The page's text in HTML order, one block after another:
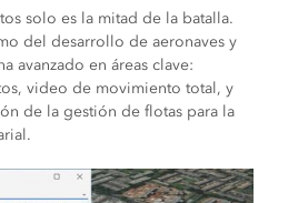
solo es la mitad de la batalla.
del desarrollo de aeronaves y
avanzado en áreas clave:
video de movimiento total, y
de la gestión de flotas para la